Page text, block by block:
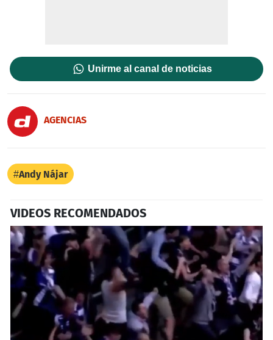
Unirme al canal de noticias
AGENCIAS
Andy Nájar
VIDEOS RECOMENDADOS